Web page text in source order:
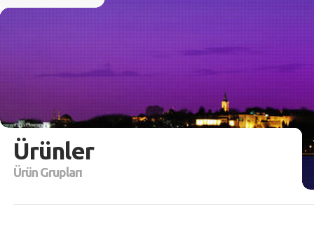
Ürünler
Ürün Grupları